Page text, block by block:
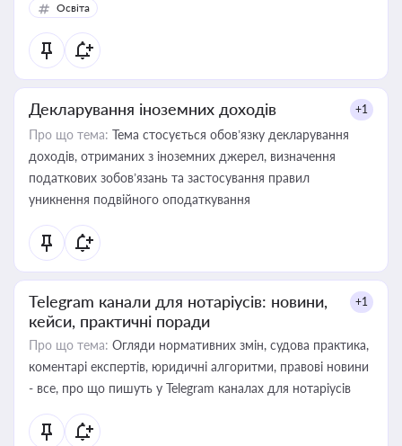
Освіта
Декларування іноземних доходів +1
Про що тема: Тема стосується обов’язку декларування
доходів, отриманих з іноземних джерел, визначення
податкових зобов’язань та застосування правил
уникнення подвійного оподаткування
Telegram канали для нотаріусів: новини,
кейси, практичні поради
+1
Про що тема: Огляди нормативних змін, судова практика,
коментарі експертів, юридичні алгоритми, правові новини
- все, про що пишуть у Telegram каналах для нотаріусів